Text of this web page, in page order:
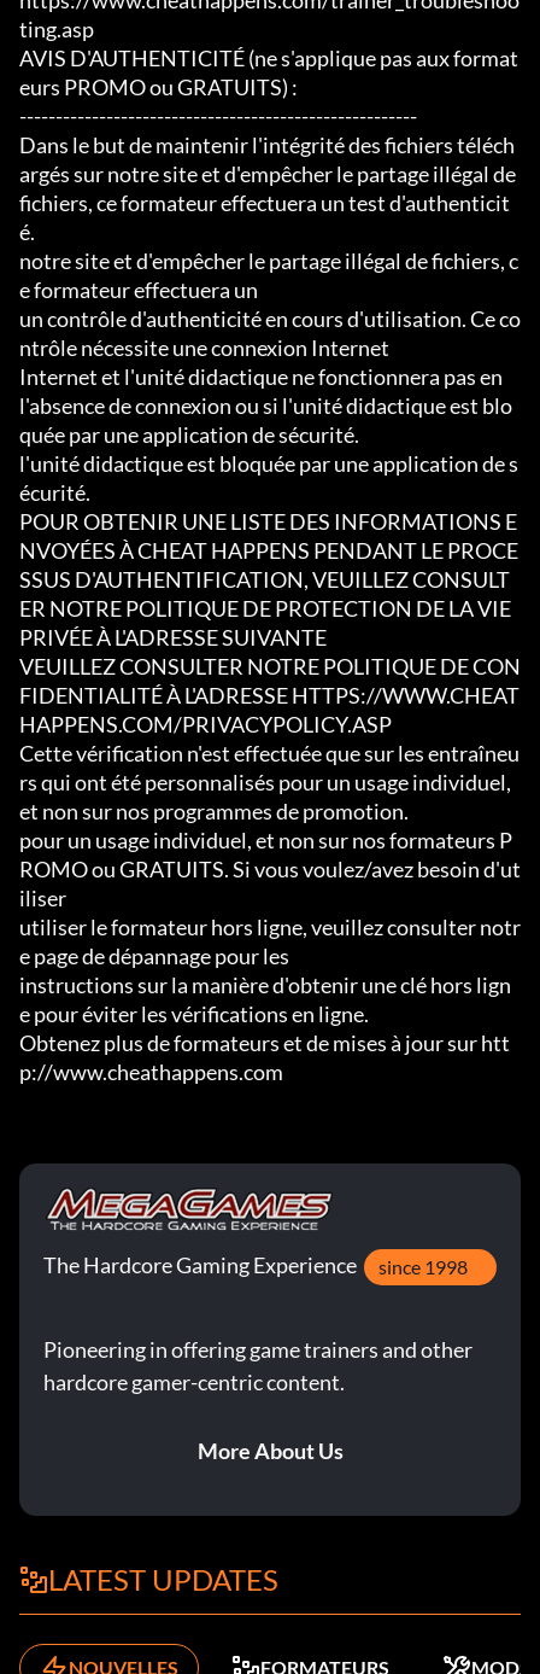
ting.asp
AVIS D'AUTHENTICITÉ (ne s'applique pas aux format
eurs PROMO ou GRATUITS) :
-------------------------------------------------------
Dans le but de maintenir l'intégrité des fichiers téléch
argés sur notre site et d'empêcher le partage illégal de
fichiers, ce formateur effectuera un test d'authenticit
é.
notre site et d'empêcher le partage illégal de fichiers, c
e formateur effectuera un
un contrôle d'authenticité en cours d'utilisation. Ce co
ntrôle nécessite une connexion Internet
Internet et l'unité didactique ne fonctionnera pas en
l'absence de connexion ou si l'unité didactique est blo
quée par une application de sécurité.
l'unité didactique est bloquée par une application de s
écurité.
POUR OBTENIR UNE LISTE DES INFORMATIONS E
NVOYÉES À CHEAT HAPPENS PENDANT LE PROCE
SSUS D'AUTHENTIFICATION, VEUILLEZ CONSULT
ER NOTRE POLITIQUE DE PROTECTION DE LA VIE
PRIVÉE À L'ADRESSE SUIVANTE
VEUILLEZ CONSULTER NOTRE POLITIQUE DE CON
FIDENTIALITÉ À L'ADRESSE HTTPS://WWW.CHEAT
HAPPENS.COM/PRIVACYPOLICY.ASP
Cette vérification n'est effectuée que sur les entraîneu
rs qui ont été personnalisés pour un usage individuel,
et non sur nos programmes de promotion.
pour un usage individuel, et non sur nos formateurs P
ROMO ou GRATUITS. Si vous voulez/avez besoin d'ut
iliser
utiliser le formateur hors ligne, veuillez consulter notr
e page de dépannage pour les
instructions sur la manière d'obtenir une clé hors lign
e pour éviter les vérifications en ligne.
Obtenez plus de formateurs et de mises à jour sur htt
p://www.cheathappens.com
The Hardcore Gaming Experience since 1998
Pioneering in offering game trainers and other
hardcore gamer-centric content.
More About Us
LATEST UPDATES
NOUVELLES FORMATEURS MODS